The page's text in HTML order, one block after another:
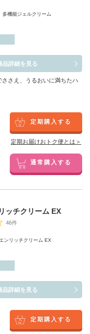
機能ジェルクリーム
品詳細を見る
さえ、うるおいに満ちたハ
定期購入する
定期お届けおトク便とは＞
通常購入する
ッチクリーム EX
46件
リッチクリーム EX
品詳細を見る
定期購入する